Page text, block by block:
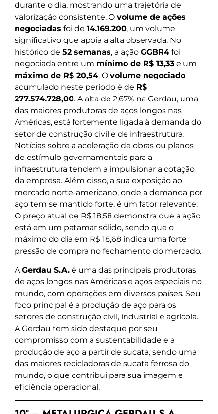
durante o dia, mostrando uma trajetória de
valorização consistente. O volume de ações
negociadas foi de 14.169.200, um volume
significativo que apoia a alta observada. No
histórico de 52 semanas, a ação GGBR4 foi
negociada entre um mínimo de R$ 13,33 e um
máximo de R$ 20,54. O volume negociado
acumulado neste período é de R$
277.574.728,00. A alta de 2,67% na Gerdau, uma
das maiores produtoras de aços longos nas
Américas, está fortemente ligada à demanda do
setor de construção civil e de infraestrutura.
Notícias sobre a aceleração de obras ou planos
de estímulo governamentais para a
infraestrutura tendem a impulsionar a cotação
da empresa. Além disso, a sua exposição ao
mercado norte-americano, onde a demanda por
aço tem se mantido forte, é um fator relevante.
O preço atual de R$ 18,58 demonstra que a ação
está em um patamar sólido, sendo que o
máximo do dia em R$ 18,68 indica uma forte
pressão de compra no fechamento do mercado.
A Gerdau S.A. é uma das principais produtoras
de aços longos nas Américas e aços especiais no
mundo, com operações em diversos países. Seu
foco principal é a produção de aço para os
setores de construção civil, industrial e agrícola.
A Gerdau tem sido destaque por seu
compromisso com a sustentabilidade e a
produção de aço a partir de sucata, sendo uma
das maiores recicladoras de sucata ferrosa do
mundo, o que contribui para sua imagem e
eficiência operacional.